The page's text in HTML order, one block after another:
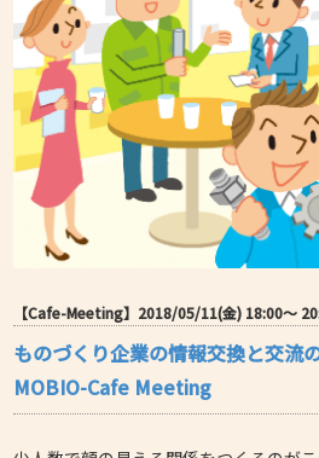
【Cafe-Meeting】2018/05/11(金) 18:00〜
ものづくり企業の情報交換と交
MOBIO-Cafe Meeting